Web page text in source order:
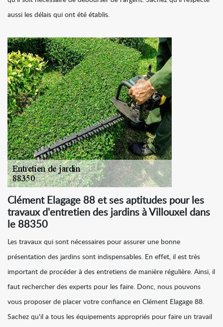
aussi les délais qui ont été établis.
Clément Elagage 88 et ses aptitudes pour les
travaux d'entretien des jardins à Villouxel dans
le 88350
Les travaux qui sont nécessaires pour assurer une bonne
présentation des jardins sont indispensables. En effet, il est très
important de procéder à des entretiens de manière régulière. Ainsi, il
faut rechercher des experts pour les faire. Donc, nous pouvons
vous proposer de placer votre confiance en Clément Elagage 88.
Sachez qu'il a tous les équipements appropriés pour faire un travail